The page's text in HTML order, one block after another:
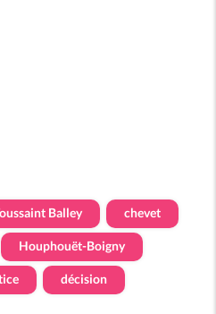
Balley chevet
Houphouët-Boigny
décision